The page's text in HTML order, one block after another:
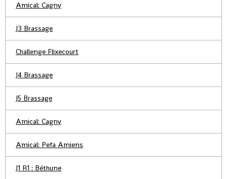
Amical: Cagny
J3 Brassage
Challenge Flixecourt
J4 Brassage
J5 Brassage
Amical: Cagny
Amical: Pefa Amiens
J1 R1 : Béthune